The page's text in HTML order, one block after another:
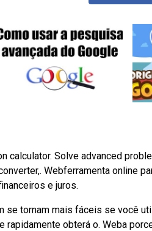
calculator. Solve advanced
Webferramenta online
e juros.
se tornam mais fáceis se você
rapidamente obterá o. Weba